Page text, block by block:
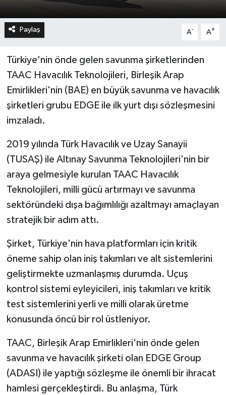
Paylaş A- A+
Türkiye'nin önde gelen savunma şirketlerinden
TAAC Havacılık Teknolojileri, Birleşik Arap
Emirlikleri'nin (BAE) en büyük savunma ve havacılık
şirketleri grubu EDGE ile ilk yurt dışı sözleşmesini
imzaladı.
2019 yılında Türk Havacılık ve Uzay Sanayii
(TUSAŞ) ile Altınay Savunma Teknolojileri'nin bir
araya gelmesiyle kurulan TAAC Havacılık
Teknolojileri, milli gücü artırmayı ve savunma
sektöründeki dışa bağımlılığı azaltmayı amaçlayan
stratejik bir adım attı.
Şirket, Türkiye'nin hava platformları için kritik
öneme sahip olan iniş takımları ve alt sistemlerini
geliştirmekte uzmanlaşmış durumda. Uçuş
kontrol sistemi eyleyicileri, iniş takımları ve kritik
test sistemlerini yerli ve milli olarak üretme
konusunda öncü bir rol üstleniyor.
TAAC, Birleşik Arap Emirlikleri'nin önde gelen
savunma ve havacılık şirketi olan EDGE Group
(ADASI) ile yaptığı sözleşme ile önemli bir ihracat
hamlesi gerçekleştirdi. Bu anlaşma, Türk